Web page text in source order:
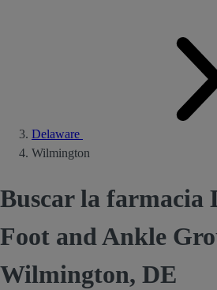
Delaware
Wilmington
Buscar la farmacia
Foot and Ankle
Wilmington, DE